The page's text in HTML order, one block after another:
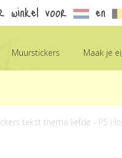
voor en
Muurstickers Maak je
tekst thema liefde - PS i